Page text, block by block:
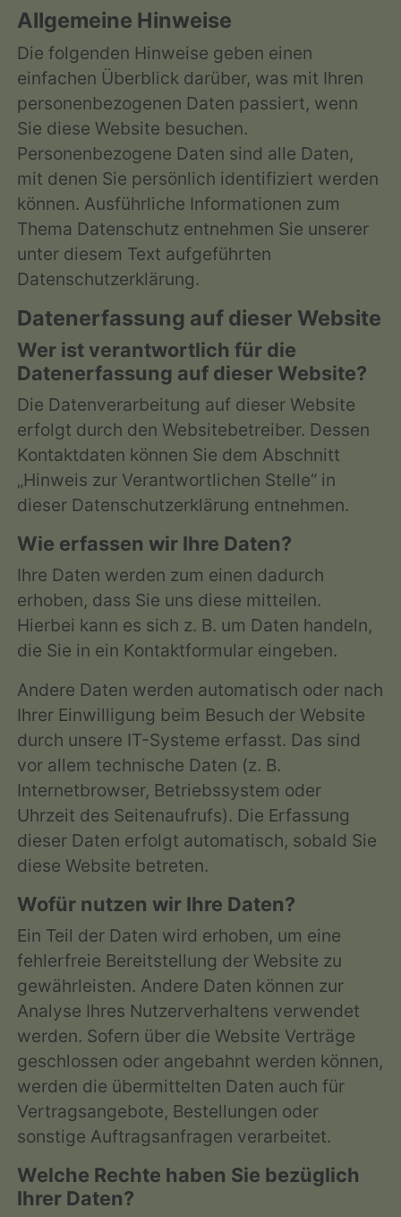
Allgemeine Hinweise
Die folgenden Hinweise geben einen
einfachen Überblick darüber, was mit Ihren
personenbezogenen Daten passiert, wenn
Sie diese Website besuchen.
Personenbezogene Daten sind alle Daten,
mit denen Sie persönlich identifiziert werden
können. Ausführliche Informationen zum
Thema Datenschutz entnehmen Sie unserer
unter diesem Text aufgeführten
Datenschutzerklärung.
Datenerfassung auf dieser Website
Wer ist verantwortlich für die
Datenerfassung auf dieser Website?
Die Datenverarbeitung auf dieser Website
erfolgt durch den Websitebetreiber. Dessen
Kontaktdaten können Sie dem Abschnitt
„Hinweis zur Verantwortlichen Stelle“ in
dieser Datenschutzerklärung entnehmen.
Wie erfassen wir Ihre Daten?
Ihre Daten werden zum einen dadurch
erhoben, dass Sie uns diese mitteilen.
Hierbei kann es sich z. B. um Daten handeln,
die Sie in ein Kontaktformular eingeben.
Andere Daten werden automatisch oder nach
Ihrer Einwilligung beim Besuch der Website
durch unsere IT-Systeme erfasst. Das sind
vor allem technische Daten (z. B.
Internetbrowser, Betriebssystem oder
Uhrzeit des Seitenaufrufs). Die Erfassung
dieser Daten erfolgt automatisch, sobald Sie
diese Website betreten.
Wofür nutzen wir Ihre Daten?
Ein Teil der Daten wird erhoben, um eine
fehlerfreie Bereitstellung der Website zu
gewährleisten. Andere Daten können zur
Analyse Ihres Nutzerverhaltens verwendet
werden. Sofern über die Website Verträge
geschlossen oder angebahnt werden können,
werden die übermittelten Daten auch für
Vertragsangebote, Bestellungen oder
sonstige Auftragsanfragen verarbeitet.
Welche Rechte haben Sie bezüglich
Ihrer Daten?